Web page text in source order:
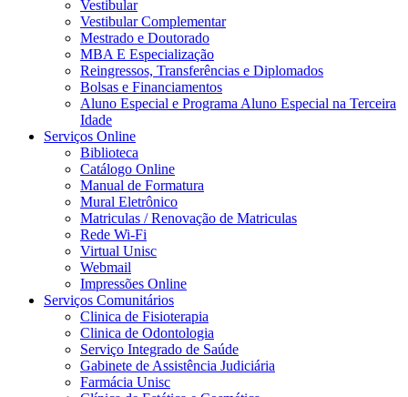
Vestibular
Vestibular Complementar
Mestrado e Doutorado
MBA E Especialização
Reingressos, Transferências e Diplomados
Bolsas e Financiamentos
Aluno Especial e Programa Aluno Especial na Terceira
Idade
Serviços Online
Biblioteca
Catálogo Online
Manual de Formatura
Mural Eletrônico
Matriculas / Renovação de Matriculas
Rede Wi-Fi
Virtual Unisc
Webmail
Impressões Online
Serviços Comunitários
Clinica de Fisioterapia
Clinica de Odontologia
Serviço Integrado de Saúde
Gabinete de Assistência Judiciária
Farmácia Unisc